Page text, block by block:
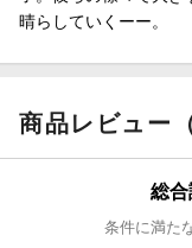
晴らしていくーー。
商品レビュー
総合
条件に満た